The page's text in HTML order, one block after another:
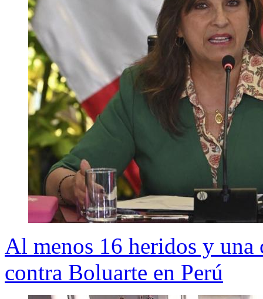
Al menos 16 heridos y una
contra Boluarte en Perú